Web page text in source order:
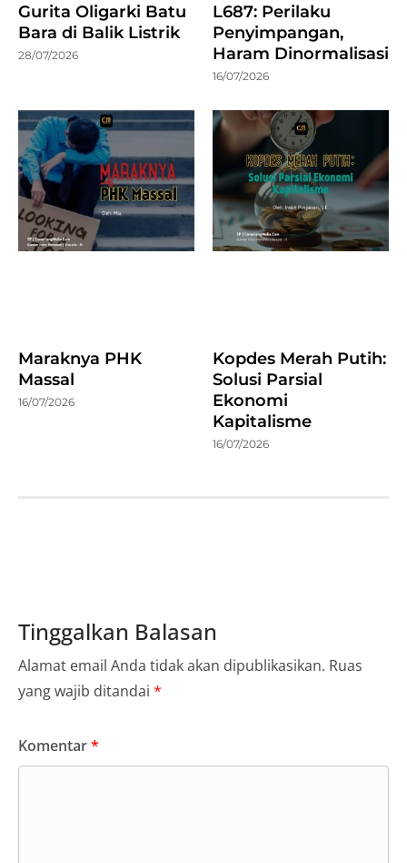
Gurita Oligarki Batu
Bara di Balik Listrik
28/07/2026
L687: Perilaku
Penyimpangan,
Haram Dinormalisasi
16/07/2026
Maraknya PHK
Massal
16/07/2026
Kopdes Merah Putih:
Solusi Parsial
Ekonomi
Kapitalisme
16/07/2026
Tinggalkan Balasan
Alamat email Anda tidak akan dipublikasikan. Ruas
yang wajib ditandai *
Komentar*